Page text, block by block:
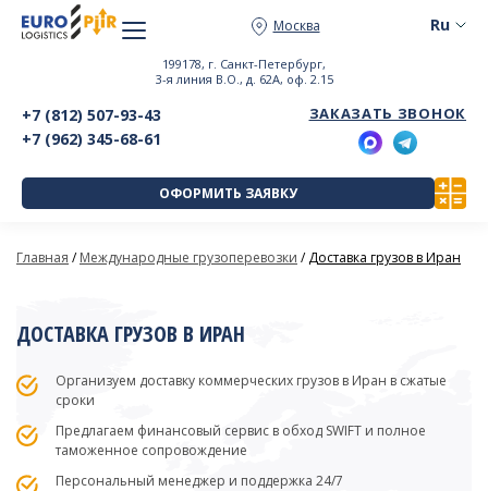
Москва
199178, г. Санкт-Петербург,
3-я линия В.О., д. 62А, оф. 2.15
+7 (812) 507-93-43
+7 (962) 345-68-61
ЗАКАЗАТЬ ЗВОНОК
ОФОРМИТЬ ЗАЯВКУ
Главная /Международные грузоперевозки /Доставка грузов в Иран
ДОСТАВКА ГРУЗОВ В ИРАН
Организуем доставку коммерческих грузов в Иран в сжатые
сроки
Предлагаем финансовый сервис в обход SWIFT и полное
таможенное сопровождение
Персональный менеджер и поддержка 24/7